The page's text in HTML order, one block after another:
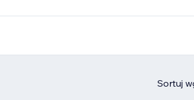
Sortuj